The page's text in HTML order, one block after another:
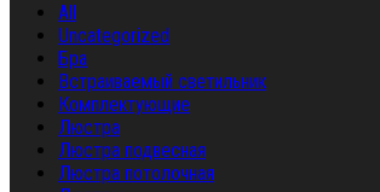
All
Uncategorized
Бра
Встраиваемый светильник
Комплектующие
Люстра
Люстра подвесная
Люстра потолочная